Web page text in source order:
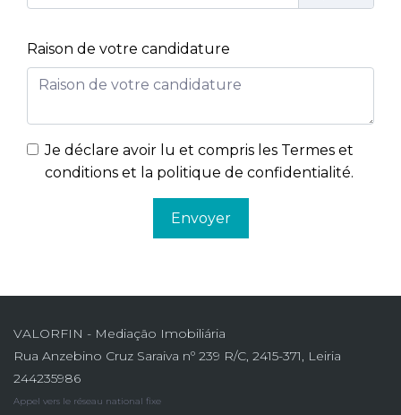
Raison de votre candidature
Je déclare avoir lu et compris les Termes et
conditions et la politique de confidentialité.
Envoyer
VALORFIN - Mediação Imobiliária
Rua Anzebino Cruz Saraiva nº 239 R/C, 2415-371, Leiria
244235986
Appel vers le réseau national fixe